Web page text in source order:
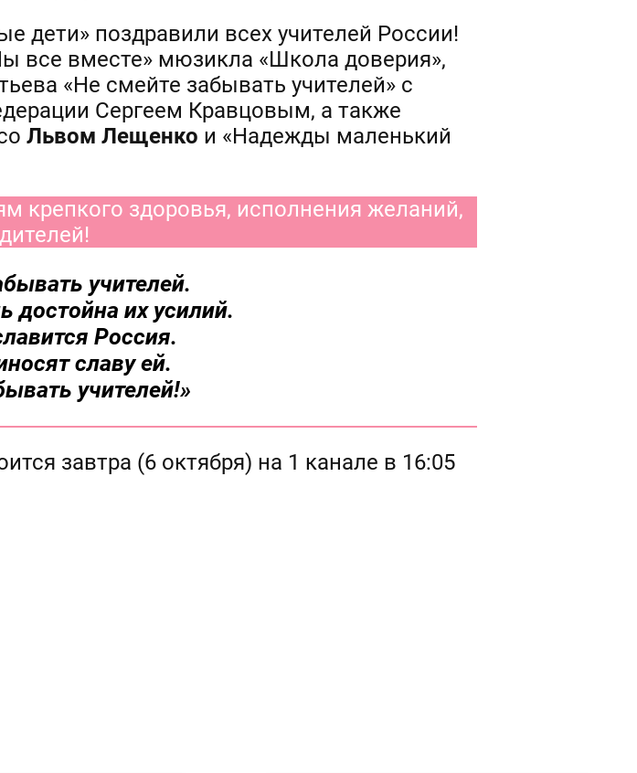
дети» поздравили всех учителей России!
все вместе» мюзикла «Школа доверия»,
«Не смейте забывать учителей» с
Сергеем Кравцовым, а также
Львом Лещенко и «Надежды маленький
крепкого здоровья, исполнения желаний,
учителей.
достойна их усилий.
Россия.
славу ей.
учителей!»
завтра (6 октября) на 1 канале в 16:05